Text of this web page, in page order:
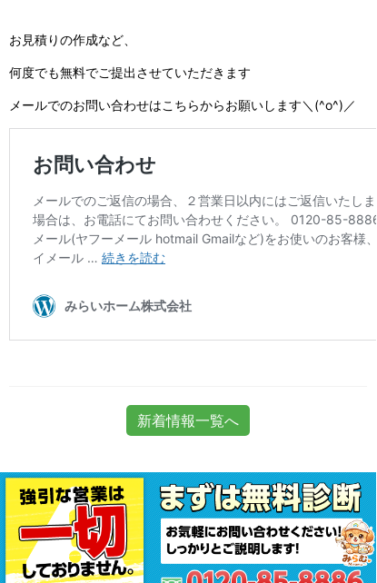
お見積りの作成など、
何度でも無料でご提出させていただきます
メールでのお問い合わせはこちらからお願いします＼(^o^)／
新着情報一覧へ